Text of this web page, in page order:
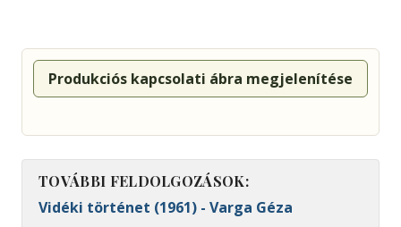
Produkciós kapcsolati ábra megjelenítése
TOVÁBBI FELDOLGOZÁSOK:
Vidéki történet (1961) - Varga Géza